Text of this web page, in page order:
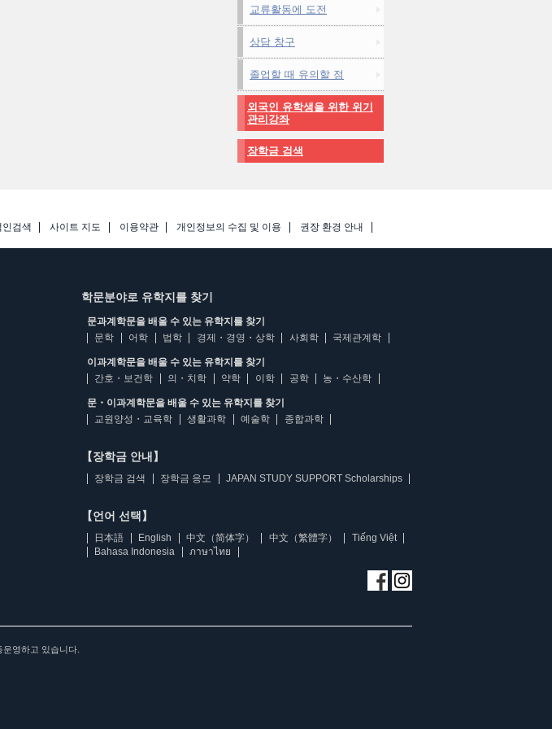
교류활동에 도전
상담 창구
졸업할 때 유의할 점
외국인 유학생을 위한 위기
관리강좌
장학금 검색
인검색 사이트 지도 이용약관 개인정보의 수집 및 이용 권장 환경 안내
학문분야로 유학지를 찾기
문과계학문을 배울 수 있는 유학지를 찾기
문학
어학 법학 경제・경영・상학 사회학 국제관계학
이과계학문을 배울 수 있는 유학지를 찾기
간호・보건학
의・치학 약학 이학 공학 농・수산학
문・이과계학문을 배울 수 있는 유학지를 찾기
교원양성・교육학
생활과학 예술학 종합과학
【장학금 안내】
장학금 검색 장학금 응모 JAPAN STUDY SUPPORT Scholarships
【언어 선택】
日本語 English 中文（简体字） 中文（繁體字）
Tiếng Việt
Bahasa Indonesia
ภาษาไทย
영하고 있습니다.